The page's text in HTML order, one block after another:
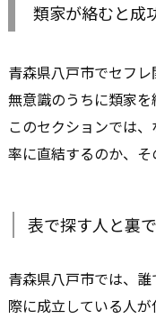
類家が絡むと成
青森県八戸市でセフレ
無意識のうちに類家を
このセクションでは
率に直結するのか、そ
表で探す人と裏
青森県八戸市では、
際に成立している人